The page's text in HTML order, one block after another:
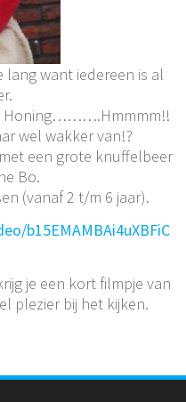
lang want iedereen is al
Honing……….Hmmmm!!
wel wakker van!?
een grote knuffelbeer
Bo.
(vanaf 2 t/m 6 jaar).
b15EMAMBAi4uXBFiC
je een kort filmpje van
plezier bij het kijken.